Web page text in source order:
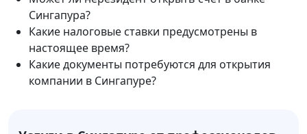
Сингапура?
Какие налоговые ставки предусмотрены в
настоящее время?
Какие документы потребуются для открытия
компании в Сингапуре?